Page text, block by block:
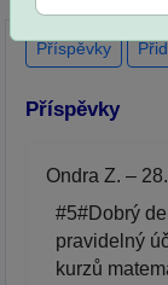
Příspěvky
Příspěvky
Ondra Z. –
#5#Dobrý
pravidelný
kurzů